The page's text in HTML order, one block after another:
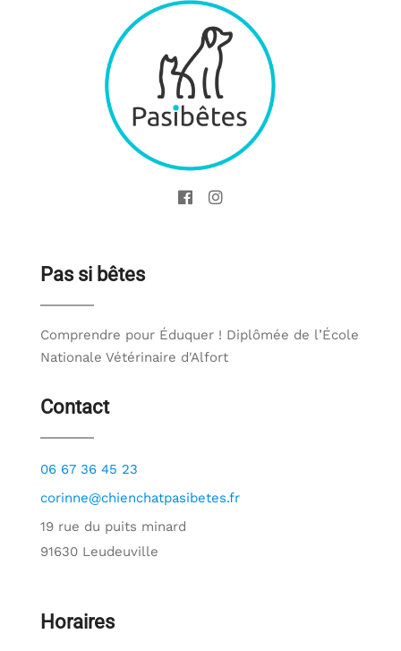
Pas si bêtes
Comprendre pour Éduquer ! Diplômée de l’École
Nationale Vétérinaire d'Alfort
Contact
06 67 36 45 23
corinne@chienchatpasibetes.fr
19 rue du puits minard
91630 Leudeuville
Horaires